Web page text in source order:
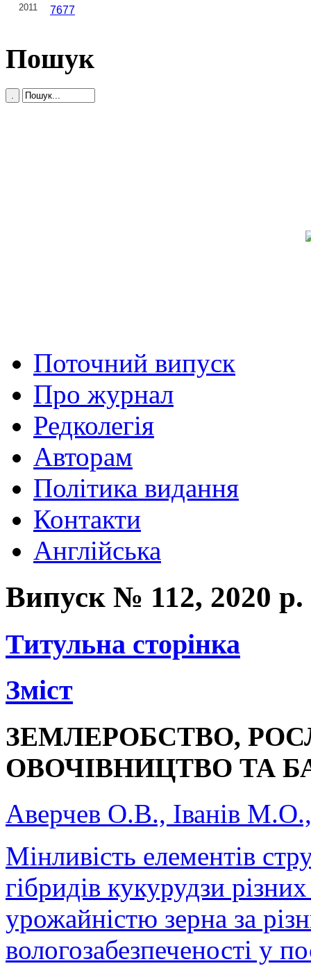
2011 7677
Пошук
Поточний випуск
Про журнал
Редколегія
Авторам
Політика видання
Контакти
Англійська
Випуск № 112, 2020 р.
Титульна сторінка
Зміст
ЗЕМЛЕРОБСТВО,
ОВОЧІВНИЦТВО ТА
Аверчев О.В., Іванів
Мінливість елементів
гібридів кукурудзи
урожайністю зерна за
вологозабезпеченості у